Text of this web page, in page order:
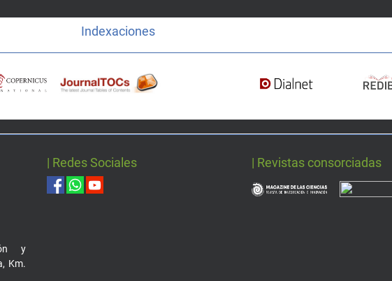
Indexaciones
y
Km.
| Redes Sociales | Revistas consorciadas